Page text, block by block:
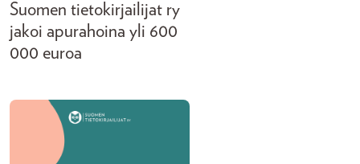
Suomen tietokirjailijat ry
jakoi apurahoina yli 600
000 euroa